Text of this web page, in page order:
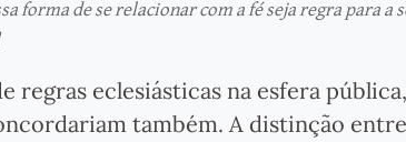
forma de se relacionar com a fé seja regra para a
regras eclesiásticas na esfera
também. A distinção